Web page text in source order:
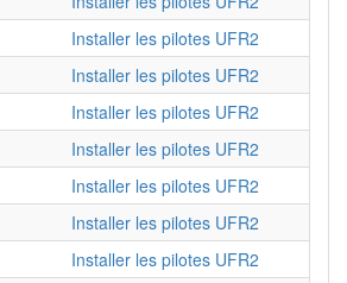
Installer les pilotes UFR2
Installer les pilotes UFR2
Installer les pilotes UFR2
Installer les pilotes UFR2
Installer les pilotes UFR2
Installer les pilotes UFR2
Installer les pilotes UFR2